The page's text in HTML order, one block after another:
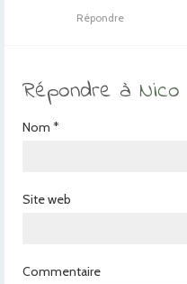
Répondre
Répondre à Nico
Nom *
Site web
Commentaire